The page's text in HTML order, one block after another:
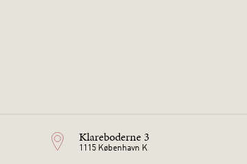
Klareboderne 3
1115 København K